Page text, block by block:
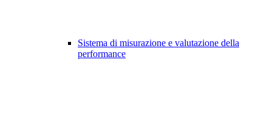
Sistema di misurazione e valutazione della
performance